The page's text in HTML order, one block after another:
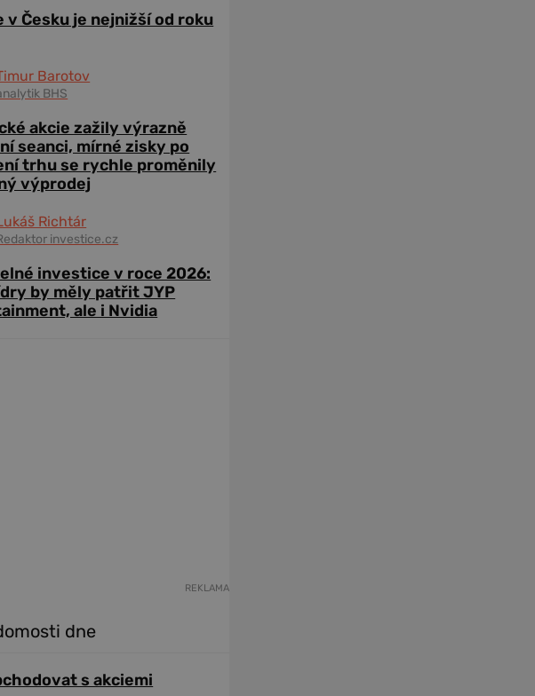
v Česku je nejnižší od roku
Barotov
BHS
akcie zažily výrazně
seanci, mírné zisky po
trhu se rychle proměnily
výprodej
Richtár
investice.cz
investice v roce 2026:
by měly patřit JYP
ale i Nvidia
REKLAMA
dne
s akciemi